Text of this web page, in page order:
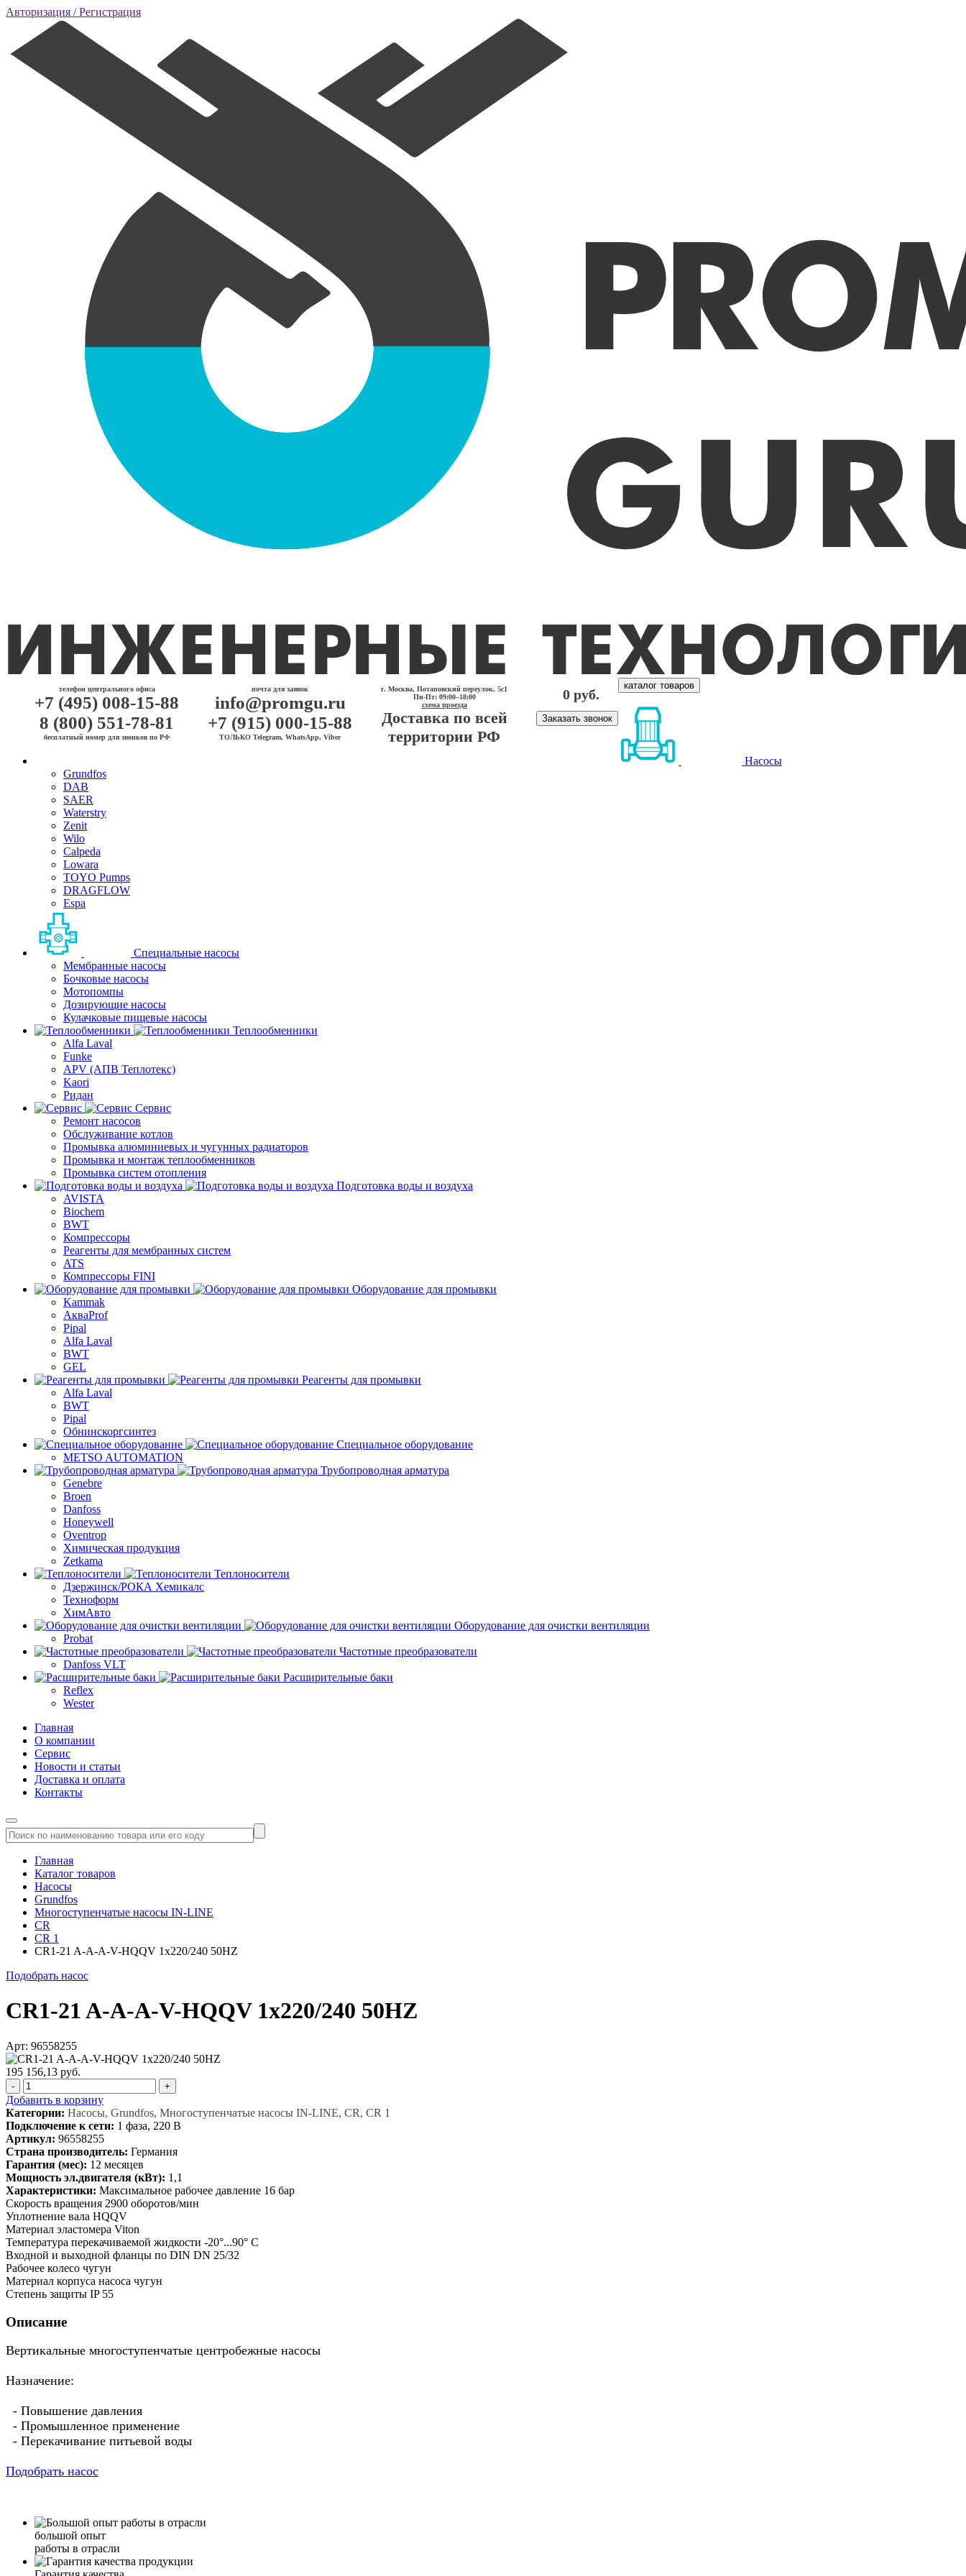
Авторизация / Регистрация
телефон центрального офиса
+7 (495) 008-15-88
8 (800) 551-78-81
бесплатный номер для звонков по РФ
почта для заявок
info@promgu.ru
+7 (915) 000-15-88
ТОЛЬКО Telegram, WhatsApp, Viber
г. Москва, Потаповский переулок, 5с1
Пн-Пт: 09:00–18:00
схема проезда
Доставка по всей
территории РФ
0 руб.
Заказать звонок
каталог товаров
Насосы
Grundfos
DAB
SAER
Waterstry
Zenit
Wilo
Calpeda
Lowara
TOYO Pumps
DRAGFLOW
Espa
Специальные насосы
Мембранные насосы
Бочковые насосы
Мотопомпы
Дозирующие насосы
Кулачковые пищевые насосы
Теплообменники
Alfa Laval
Funke
APV (АПВ Теплотекс)
Kaori
Ридан
Сервис
Ремонт насосов
Обслуживание котлов
Промывка алюминиевых и чугунных радиаторов
Промывка и монтаж теплообменников
Промывка систем отопления
Подготовка воды и воздуха
AVISTA
Biochem
BWT
Компрессоры
Реагенты для мембранных систем
ATS
Компрессоры FINI
Оборудование для промывки
Kammak
АкваProf
Pipal
Alfa Laval
BWT
GEL
Реагенты для промывки
Alfa Laval
BWT
Pipal
Обнинскоргсинтез
Специальное оборудование
METSO AUTOMATION
Трубопроводная арматура
Genebre
Broen
Danfoss
Honeywell
Oventrop
Химическая продукция
Zetkama
Теплоносители
Дзержинск/РОКА Хемикалс
Техноформ
ХимАвто
Оборудование для очистки вентиляции
Probat
Частотные преобразователи
Danfoss VLT
Расширительные баки
Reflex
Wester
Главная
О компании
Сервис
Новости и статьи
Доставка и оплата
Контакты
Главная
Каталог товаров
Насосы
Grundfos
Многоступенчатые насосы IN-LINE
CR
CR 1
CR1-21 A-A-A-V-HQQV 1x220/240 50HZ
Подобрать насос
CR1-21 A-A-A-V-HQQV 1x220/240 50HZ
Арт: 96558255
195 156,13 руб.
- +
Добавить в корзину
Категории: Насосы, Grundfos, Многоступенчатые насосы IN-LINE, CR, CR 1
Подключение к сети: 1 фаза, 220 В
Артикул: 96558255
Страна производитель: Германия
Гарантия (мес): 12 месяцев
Мощность эл.двигателя (кВт): 1,1
Характеристики: Максимальное рабочее давление 16 бар
Скорость вращения 2900 оборотов/мин
Уплотнение вала HQQV
Материал эластомера Viton
Температура перекачиваемой жидкости -20°...90° C
Входной и выходной фланцы по DIN DN 25/32
Рабочее колесо чугун
Материал корпуса насоса чугун
Степень защиты IP 55
Описание
Вертикальные многоступенчатые центробежные насосы
Назначение:
- Повышение давления
- Промышленное применение
- Перекачивание питьевой воды
Подобрать насос
большой опыт
работы в отрасли